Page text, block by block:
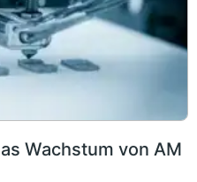
Wachstum von AM